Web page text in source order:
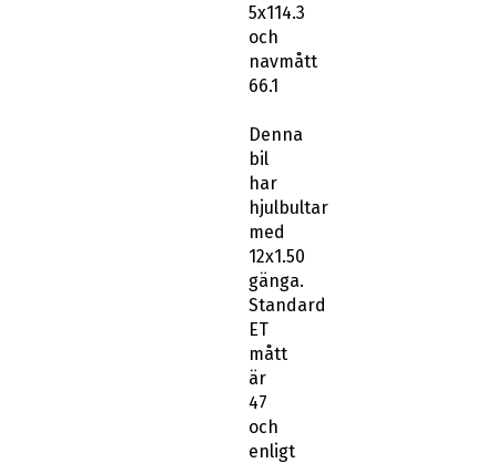
5x114.3
och
navmått
66.1
Denna
bil
har
hjulbultar
med
12x1.50
gänga.
Standard
ET
mått
är
47
och
enligt